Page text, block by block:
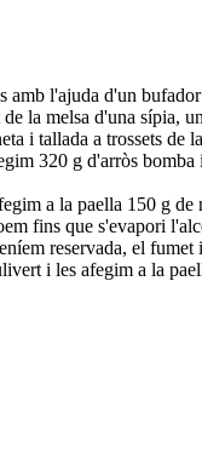
l'ajuda d'un
la melsa d'una sípia,
i tallada a trossets
320 g d'arròs
a la paella 150 g de
fins que s'evapori
reservada, el
i les afegim a la